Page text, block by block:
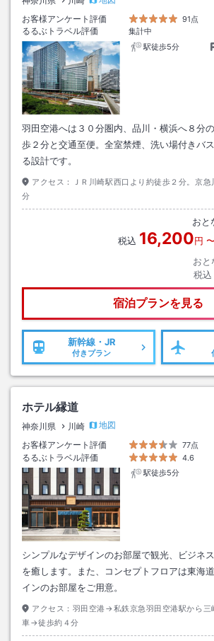
お客様アンケート評価
91点
るるぶトラベル評価
集計中
駅徒歩5分
羽田空港へは３０分圏内、品川・横浜へ８分
歩２分と交通至便。全室禁煙、洗い場付きバ
る設計です。
アクセス：
ＪＲ川崎駅西口より約徒歩２分。京
分
おと
税込 16,200円
おと
税込
宿泊プランを見る
新幹線・JR
付きプラン
ホテル縁道
神奈川県 川崎
地図
お客様アンケート評価
77点
るるぶトラベル評価
4.6
駅徒歩5分
シンプルなデザインのお部屋で観光、ビジネ
を癒します。また、コンセプトフロアは東海
インのお部屋をご用意。
アクセス： 羽田空港→私鉄京急羽田空港駅から三
車→徒歩約４分